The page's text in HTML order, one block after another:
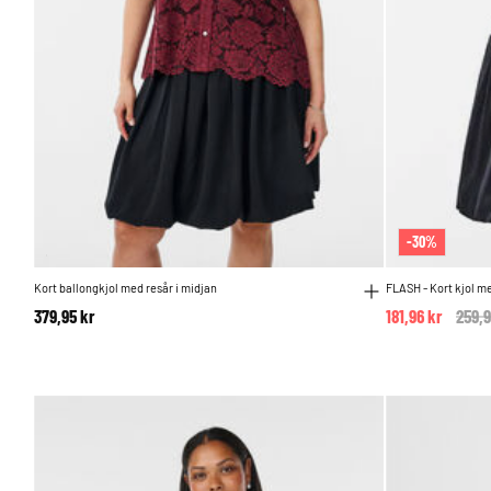
Kort ballongkjol med resår i midjan
379,95 kr
-30%
FLASH - Kort kjol
181,96 kr